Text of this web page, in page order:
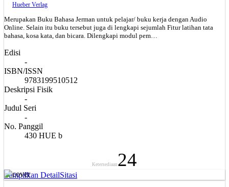
Hueber Verlag
Merupakan Buku Bahasa Jerman untuk pelajar/ buku kerja dengan Audio
Online. Selain itu buku tersebut juga di lengkapi sejumlah Fitur latihan tata
bahasa, kosa kata, dan bicara. Dilengkapi modul pem…
Edisi
-
ISBN/ISSN
9783199510512
Deskripsi Fisik
-
Judul Seri
-
No. Panggil
430 HUE b
Ketersediaan 24
Tampilkan DetailSitasi